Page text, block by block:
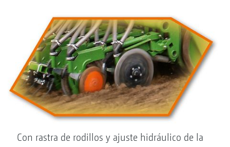
Con rastra de rodillos y ajuste hidráulico de la